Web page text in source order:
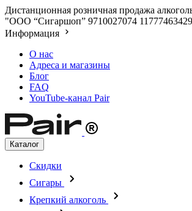
Дистанционная розничная продажа
"ООО “Сигаршоп” 9710027074
Информация
О нас
Адреса и магазины
Блог
FAQ
YouTube-канал Pair
Каталог
Скидки
Сигары
Крепкий алкоголь